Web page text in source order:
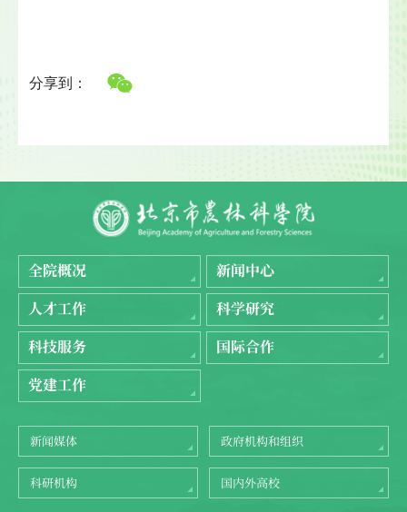
分享到：
全院概况
新闻中心
人才工作
科学研究
科技服务
国际合作
党建工作
新闻媒体 政府机构和组织
科研机构 国内外高校